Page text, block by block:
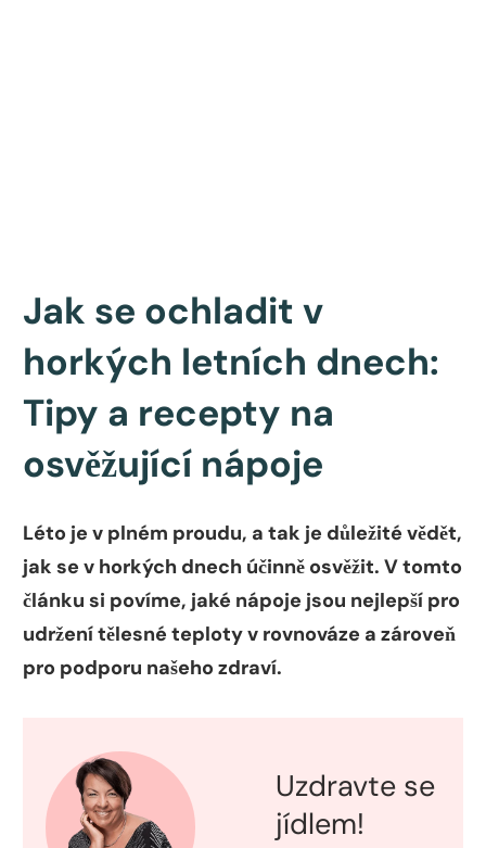
Jak se ochladit v
horkých letních dnech:
Tipy a recepty na
osvěžující nápoje
Léto je v plném proudu, a tak je důležité vědět,
jak se v horkých dnech účinně osvěžit. V tomto
článku si povíme, jaké nápoje jsou nejlepší pro
udržení tělesné teploty v rovnováze a zároveň
pro podporu našeho zdraví.
Uzdravte se
jídlem!